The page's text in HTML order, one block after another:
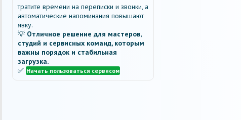
тратите времени на переписки и звонки, а
автоматические напоминания повышают
явку.
💡 Отличное решение для мастеров,
студий и сервисных команд, которым
важны порядок и стабильная
загрузка.
✅ Начать пользоваться сервисом